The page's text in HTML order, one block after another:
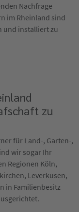
Nachfrage
im Rheinland sind
und installiert zu
zu
für Land-, Garten-,
wir sogar Ihr
Regionen Köln,
Leverkusen,
in Familienbesitz